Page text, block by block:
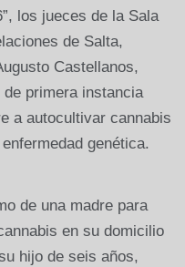
los jueces de la Sala
de Salta,
Castellanos,
primera instancia
a autocultivar cannabis
genética.
de una madre para
en su domicilio
hijo de seis años,